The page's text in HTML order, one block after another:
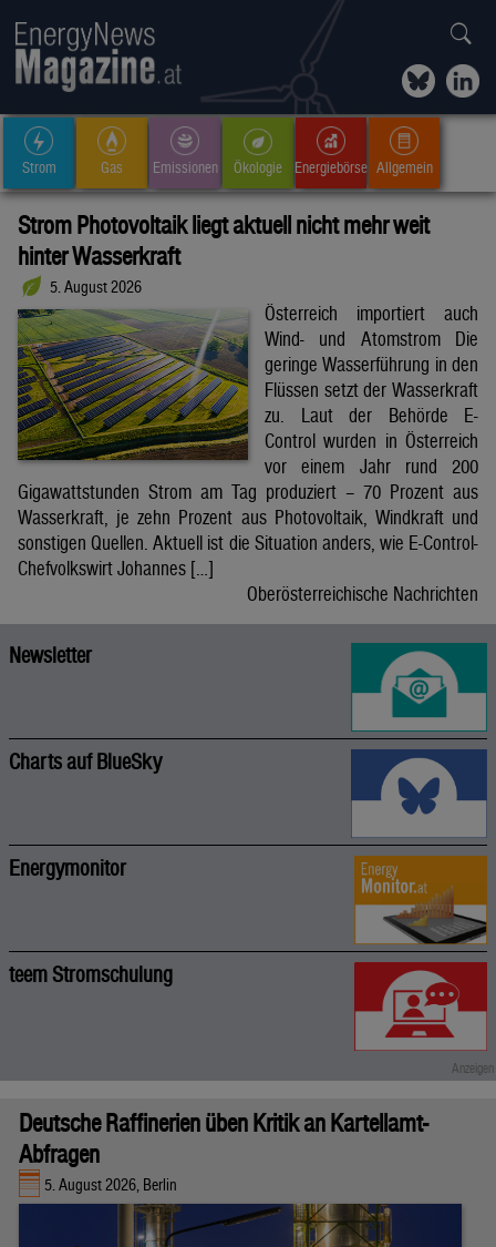
Strom Gas Emissionen Ökologie Energiebörse Allgemein
Strom Photovoltaik liegt aktuell nicht mehr weit
hinter Wasserkraft
5. August 2026
Österreich importiert auch
Wind- und Atomstrom Die
geringe Wasserführung in den
Flüssen setzt der Wasserkraft
zu. Laut der Behörde E-
Control wurden in Österreich
vor einem Jahr rund 200
Gigawattstunden Strom am Tag produziert – 70 Prozent aus
Wasserkraft, je zehn Prozent aus Photovoltaik, Windkraft und
sonstigen Quellen. Aktuell ist die Situation anders, wie E-Control-
Chefvolkswirt Johannes […]
Oberösterreichische Nachrichten
Newsletter
Charts auf BlueSky
Energymonitor
teem Stromschulung
Deutsche Raffinerien üben Kritik an Kartellamt-
Abfragen
5. August 2026, Berlin